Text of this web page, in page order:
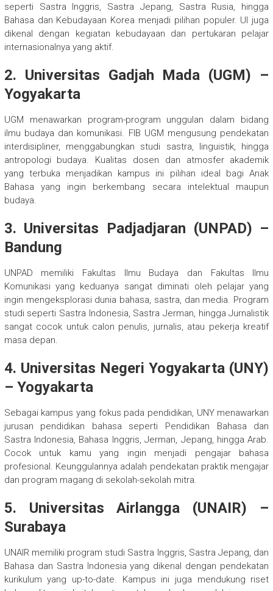
seperti Sastra Inggris, Sastra Jepang, Sastra Rusia, hingga
Bahasa dan Kebudayaan Korea menjadi pilihan populer. UI juga
dikenal dengan kegiatan kebudayaan dan pertukaran pelajar
internasionalnya yang aktif.
2. Universitas Gadjah Mada (UGM) –
Yogyakarta
UGM menawarkan program-program unggulan dalam bidang
ilmu budaya dan komunikasi. FIB UGM mengusung pendekatan
interdisipliner, menggabungkan studi sastra, linguistik, hingga
antropologi budaya. Kualitas dosen dan atmosfer akademik
yang terbuka menjadikan kampus ini pilihan ideal bagi Anak
Bahasa yang ingin berkembang secara intelektual maupun
budaya.
3. Universitas Padjadjaran (UNPAD) –
Bandung
UNPAD memiliki Fakultas Ilmu Budaya dan Fakultas Ilmu
Komunikasi yang keduanya sangat diminati oleh pelajar yang
ingin mengeksplorasi dunia bahasa, sastra, dan media. Program
studi seperti Sastra Indonesia, Sastra Jerman, hingga Jurnalistik
sangat cocok untuk calon penulis, jurnalis, atau pekerja kreatif
masa depan.
4. Universitas Negeri Yogyakarta (UNY)
– Yogyakarta
Sebagai kampus yang fokus pada pendidikan, UNY menawarkan
jurusan pendidikan bahasa seperti Pendidikan Bahasa dan
Sastra Indonesia, Bahasa Inggris, Jerman, Jepang, hingga Arab.
Cocok untuk kamu yang ingin menjadi pengajar bahasa
profesional. Keunggulannya adalah pendekatan praktik mengajar
dan program magang di sekolah-sekolah mitra.
5. Universitas Airlangga (UNAIR) –
Surabaya
UNAIR memiliki program studi Sastra Inggris, Sastra Jepang, dan
Bahasa dan Sastra Indonesia yang dikenal dengan pendekatan
kurikulum yang up-to-date. Kampus ini juga mendukung riset